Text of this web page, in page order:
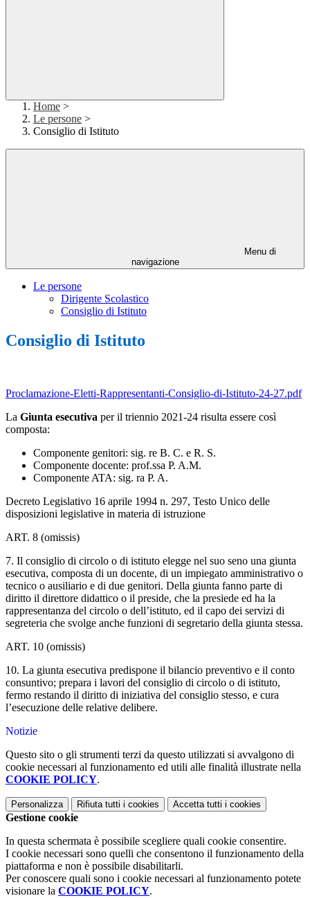
Home >
Le persone >
Consiglio di Istituto
Menu di
navigazione
Le persone
Dirigente Scolastico
Consiglio di Istituto
Consiglio di Istituto
Proclamazione-Eletti-Rappresentanti-Consiglio-di-Istituto-24-27.pdf
La Giunta esecutiva per il triennio 2021-24 risulta essere così
composta:
Componente genitori: sig. re B. C. e R. S.
Componente docente: prof.ssa P. A.M.
Componente ATA: sig. ra P. A.
Decreto Legislativo 16 aprile 1994 n. 297, Testo Unico delle
disposizioni legislative in materia di istruzione
ART. 8 (omissis)
7. Il consiglio di circolo o di istituto elegge nel suo seno una giunta
esecutiva, composta di un docente, di un impiegato amministrativo o
tecnico o ausiliario e di due genitori. Della giunta fanno parte di
diritto il direttore didattico o il preside, che la presiede ed ha la
rappresentanza del circolo o dell’istituto, ed il capo dei servizi di
segreteria che svolge anche funzioni di segretario della giunta stessa.
ART. 10 (omissis)
10. La giunta esecutiva predispone il bilancio preventivo e il conto
consuntivo; prepara i lavori del consiglio di circolo o di istituto,
fermo restando il diritto di iniziativa del consiglio stesso, e cura
l’esecuzione delle relative delibere.
Notizie
Questo sito o gli strumenti terzi da questo utilizzati si avvalgono di
cookie necessari al funzionamento ed utili alle finalità illustrate nella
COOKIE POLICY.
Personalizza Rifiuta tutti i cookies Accetta tutti i cookies
Gestione cookie
In questa schermata è possibile scegliere quali cookie consentire.
I cookie necessari sono quelli che consentono il funzionamento della
piattaforma e non è possibile disabilitarli.
Per conoscere quali sono i cookie necessari al funzionamento potete
visionare la COOKIE POLICY.